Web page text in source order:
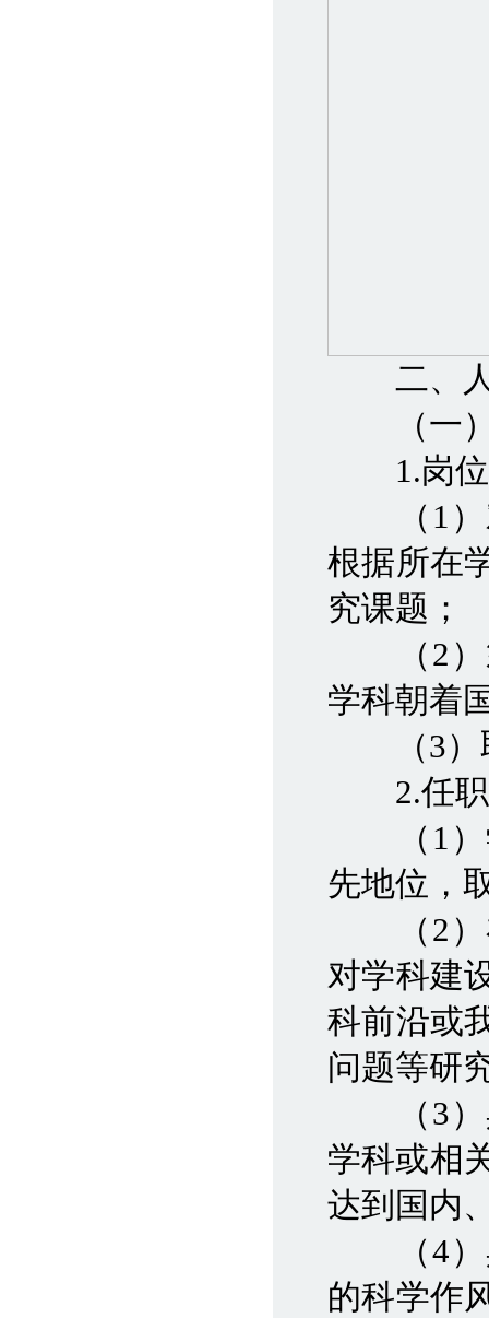
二、人
（一）
1.岗位
（1）对
根据所在
究课题；
（2）筹
学科朝着
（3）取
2.任职
（1）学
先地位，
（2）在
对学科建
科前沿或
问题等研
（3）具
学科或相
达到国内
（4）具
的科学作